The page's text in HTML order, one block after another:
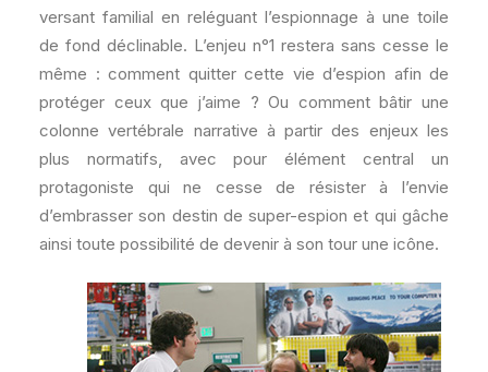
versant familial en reléguant l’espionnage à une toile
de fond déclinable. L’enjeu n°1 restera sans cesse le
même : comment quitter cette vie d’espion afin de
protéger ceux que j’aime ? Ou comment bâtir une
colonne vertébrale narrative à partir des enjeux les
plus normatifs, avec pour élément central un
protagoniste qui ne cesse de résister à l’envie
d’embrasser son destin de super-espion et qui gâche
ainsi toute possibilité de devenir à son tour une icône.